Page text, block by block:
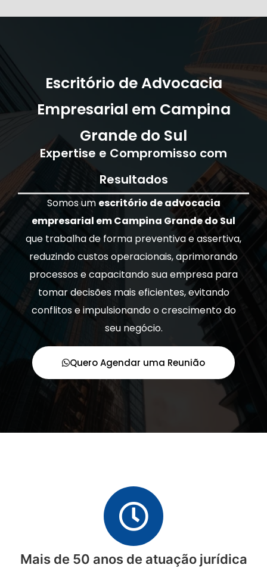
Escritório de Advocacia
Empresarial em Campina
Grande do Sul
Expertise e Compromisso com
Resultados
Somos um escritório de advocacia
empresarial em Campina Grande do Sul
que trabalha de forma preventiva e assertiva,
reduzindo custos operacionais, aprimorando
processos e capacitando sua empresa para
tomar decisões mais eficientes, evitando
conflitos e impulsionando o crescimento do
seu negócio.
Quero Agendar uma Reunião
Mais de 50 anos de atuação jurídica